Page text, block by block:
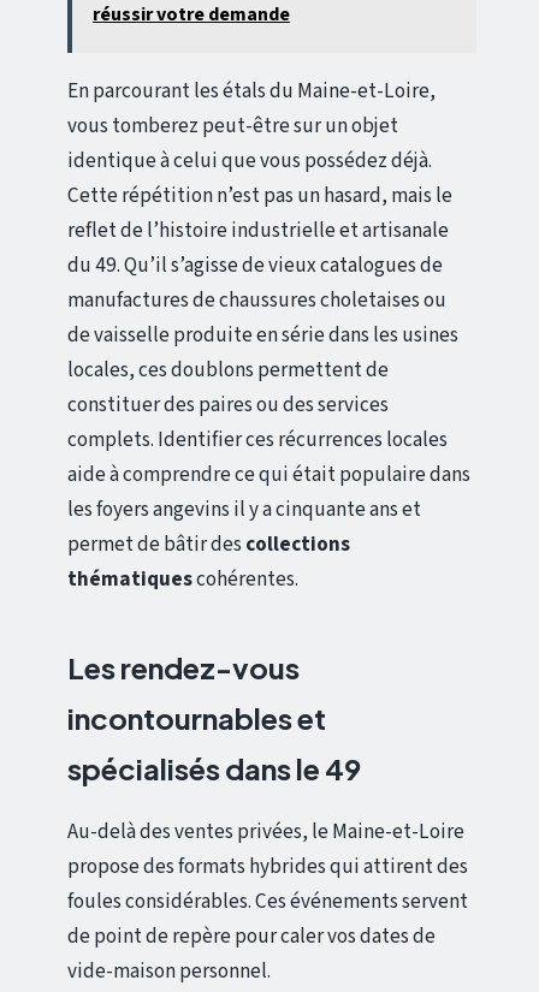
réussir votre demande
En parcourant les étals du Maine-et-Loire,
vous tomberez peut-être sur un objet
identique à celui que vous possédez déjà.
Cette répétition n’est pas un hasard, mais le
reflet de l’histoire industrielle et artisanale
du 49. Qu’il s’agisse de vieux catalogues de
manufactures de chaussures choletaises ou
de vaisselle produite en série dans les usines
locales, ces doublons permettent de
constituer des paires ou des services
complets. Identifier ces récurrences locales
aide à comprendre ce qui était populaire dans
les foyers angevins il y a cinquante ans et
permet de bâtir des collections
thématiquescohérentes.
Les rendez-vous
incontournables et
spécialisés dans le 49
Au-delà des ventes privées, le Maine-et-Loire
propose des formats hybrides qui attirent des
foules considérables. Ces événements servent
de point de repère pour caler vos dates de
vide-maison personnel.